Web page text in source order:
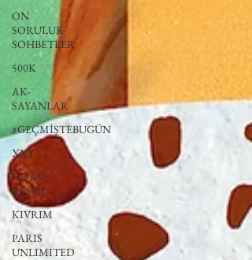
ON
SORULUK
SOHBETLER
500K
AK-
SAYANLAR
#GEÇMİŞTEBUGÜN
XXY
ODAK:
RESİM
KIVRIM
PARIS
UNLIMITED